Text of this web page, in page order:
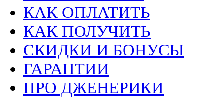
КАК ОПЛАТИТЬ
КАК ПОЛУЧИТЬ
СКИДКИ И БОНУСЫ
ГАРАНТИИ
ПРО ДЖЕНЕРИКИ